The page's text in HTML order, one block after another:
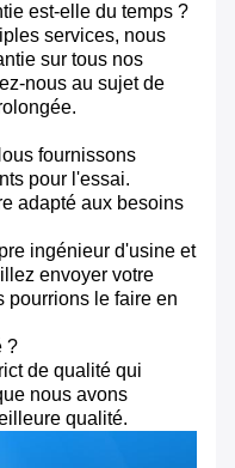
est-elle du temps ?
services, nous
sur tous nos
nous au sujet de
fournissons
pour l'essai.
adapté aux besoins
ingénieur d'usine et
envoyer votre
pourrions le faire en
?
de qualité qui
nous avons
qualité.